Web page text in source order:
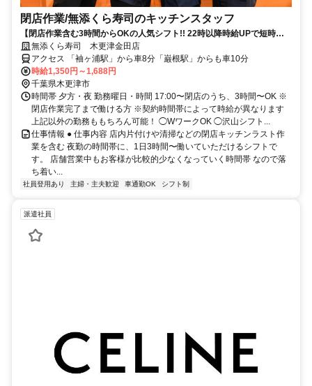
閉店作業​/無添くら寿司の​キッチンスタッフ
【閉店作業含む3時間からOKの人気シフト!! 22時以降時給UPで短時間
で稼げる】
無添くら寿司 木更津金田店
アクセス 「袖ヶ浦駅」から車8分「巌根駅」からも車10分
時給1,350円～1,688円
千葉県木更津市
時間帯 夕方・夜 勤務曜日・時間 17:00〜閉店のうち、3時間〜OK ※
閉店作業完了まで働ける方 ※契約時間帯によって時給が異なります
上記以外の勤務ももちろん可能！ ◯WワークOK ◯沢山シフト...
仕事情報 ● 仕事内容 店内片付けや清掃などの閉店キッチンラスト作
業を含む 夜勤の時間帯に、1日3時間〜働いていただけるシフトで
す。 店舗営業中もお客様が比較的少なくなっていく時間帯 なので落
ち着い...
社員登用あり 主婦・主夫歓迎 車通勤OK シフト制
派遣社員